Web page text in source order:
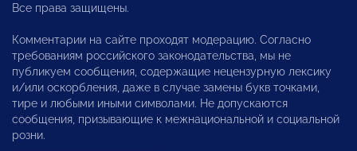
Все права защищены.
Комментарии на сайте проходят модерацию. Согласно
требованиям российского законодательства, мы не
публикуем сообщения, содержащие нецензурную лексику
и/или оскорбления, даже в случае замены букв точками,
тире и любыми иными символами. Не допускаются
сообщения, призывающие к межнациональной и социальной
розни.